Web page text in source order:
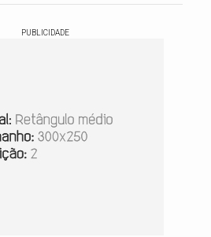
PUBLICIDADE